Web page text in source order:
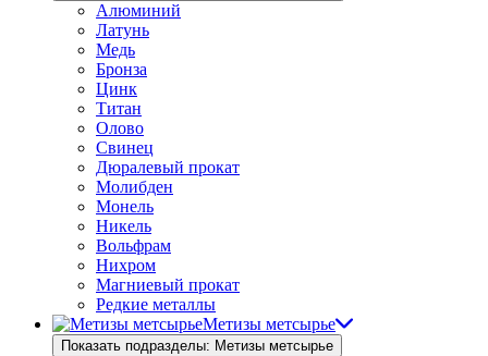
Алюминий
Латунь
Медь
Бронза
Цинк
Титан
Олово
Свинец
Дюралевый прокат
Молибден
Монель
Никель
Вольфрам
Нихром
Магниевый прокат
Редкие металлы
Метизы метсырье
Показать подразделы: Метизы метсырье